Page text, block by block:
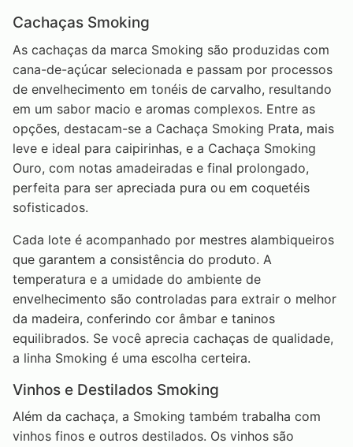
Cachaças Smoking
As cachaças da marca Smoking são produzidas com
cana-de-açúcar selecionada e passam por processos
de envelhecimento em tonéis de carvalho, resultando
em um sabor macio e aromas complexos. Entre as
opções, destacam-se a Cachaça Smoking Prata, mais
leve e ideal para caipirinhas, e a Cachaça Smoking
Ouro, com notas amadeiradas e final prolongado,
perfeita para ser apreciada pura ou em coquetéis
sofisticados.
Cada lote é acompanhado por mestres alambiqueiros
que garantem a consistência do produto. A
temperatura e a umidade do ambiente de
envelhecimento são controladas para extrair o melhor
da madeira, conferindo cor âmbar e taninos
equilibrados. Se você aprecia cachaças de qualidade,
a linha Smoking é uma escolha certeira.
Vinhos e Destilados Smoking
Além da cachaça, a Smoking também trabalha com
vinhos finos e outros destilados. Os vinhos são